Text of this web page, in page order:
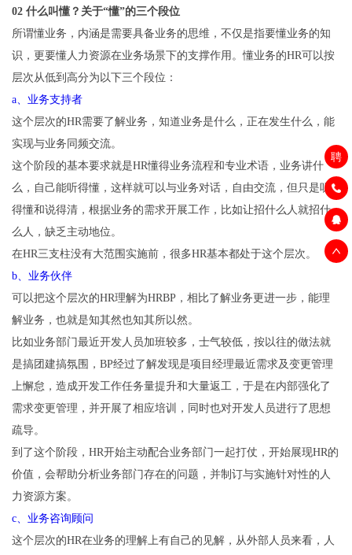
聘
02 什么叫懂？关于“懂”的三个段位
所谓懂业务，内涵是需要具备业务的思维，不仅是指要懂业务的知
识，更要懂人力资源在业务场景下的支撑作用。懂业务的HR可以按
层次从低到高分为以下三个段位：
a、业务支持者
这个层次的HR需要了解业务，知道业务是什么，正在发生什么，能
实现与业务同频交流。
这个阶段的基本要求就是HR懂得业务流程和专业术语，业务讲什
么，自己能听得懂，这样就可以与业务对话，自由交流，但只是听
得懂和说得清，根据业务的需求开展工作，比如让招什么人就招什
么人，缺乏主动地位。
在HR三支柱没有大范围实施前，很多HR基本都处于这个层次。
b、业务伙伴
可以把这个层次的HR理解为HRBP，相比了解业务更进一步，能理
解业务，也就是知其然也知其所以然。
比如业务部门最近开发人员加班较多，士气较低，按以往的做法就
是搞团建搞氛围，BP经过了解发现是项目经理最近需求及变更管理
上懈怠，造成开发工作任务量提升和大量返工，于是在内部强化了
需求变更管理，并开展了相应培训，同时也对开发人员进行了思想
疏导。
到了这个阶段，HR开始主动配合业务部门一起打仗，开始展现HR的
价值，会帮助分析业务部门存在的问题，并制订与实施针对性的人
力资源方案。
c、业务咨询顾问
这个层次的HR在业务的理解上有自己的见解，从外部人员来看，人